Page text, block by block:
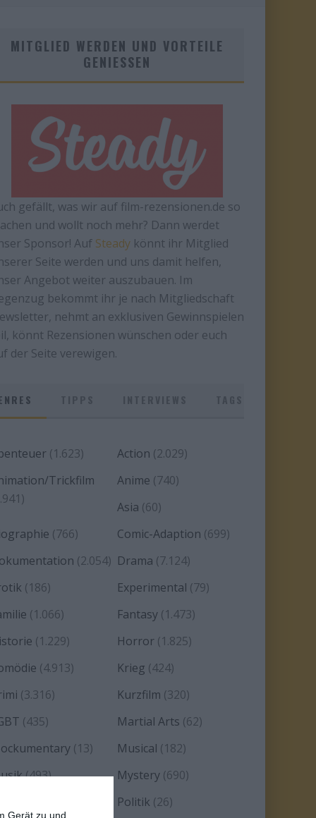
Gerät zu und
MITGLIED WERDEN UND VORTEILE
GENIESSEN
gefällt, was wir auf film-rezensionen.de so
und wollt noch mehr? Dann werdet
Sponsor! Auf Steady könnt ihr Mitglied
Seite werden und uns damit helfen,
Angebot weiter auszubauen. Im
bekommt ihr je nach Mitgliedschaft
nehmt an exklusiven Gewinnspielen
könnt Rezensionen wünschen oder euch
der Seite verewigen.
(1.623) Action (2.029)
Trickfilm
Anime (740)
Asia (60)
(766) Comic-Adaption (699)
(2.054) Drama (7.124)
(186) Experimental (79)
(1.066) Fantasy (1.473)
(1.229) Horror (1.825)
(4.913) Krieg (424)
(3.316) Kurzfilm (320)
(435) Martial Arts (62)
(13) Musical (182)
(493) Mystery (690)
Politik (26)